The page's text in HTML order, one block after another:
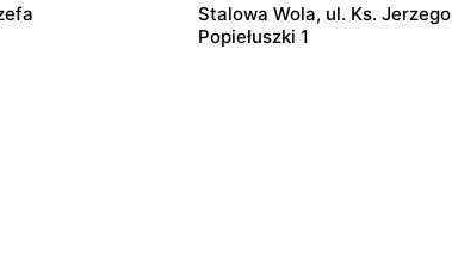
Stalowa Wola, ul. Ks. Jerzego
Popiełuszki 1